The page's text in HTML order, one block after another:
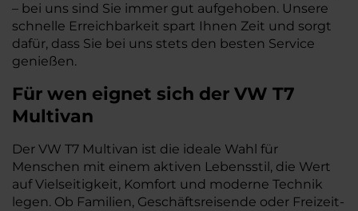
– bei uns sind Sie immer gut aufgehoben. Unsere
schnelle Erreichbarkeit spart Ihnen Zeit und sorgt
dafür, dass Sie bei uns stets den besten Service
genießen.
Für wen eignet sich der VW T7
Multivan
Der VW T7 Multivan ist die ideale Wahl für
Menschen mit einem aktiven Lebensstil, die Wert
auf Vielseitigkeit, Komfort und moderne Technik
legen. Ob Familien, Geschäftsreisende oder Freizeit-